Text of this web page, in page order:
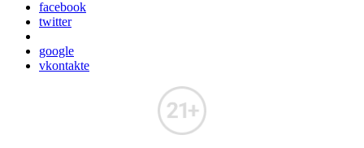
facebook
twitter
google
vkontakte